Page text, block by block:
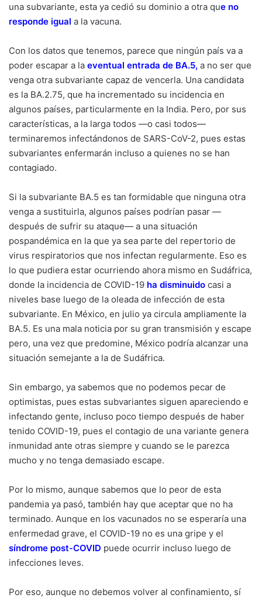
una subvariante, esta ya cedió su dominio a otra que no
responde igual a la vacuna.
Con los datos que tenemos, parece que ningún país va a
poder escapar a la eventual entrada de BA.5, a no ser que
venga otra subvariante capaz de vencerla. Una candidata
es la BA.2.75, que ha incrementado su incidencia en
algunos países, particularmente en la India. Pero, por sus
características, a la larga todos —o casi todos—
terminaremos infectándonos de SARS-CoV-2, pues estas
subvariantes enfermarán incluso a quienes no se han
contagiado.
Si la subvariante BA.5 es tan formidable que ninguna otra
venga a sustituirla, algunos países podrían pasar —
después de sufrir su ataque— a una situación
pospandémica en la que ya sea parte del repertorio de
virus respiratorios que nos infectan regularmente. Eso es
lo que pudiera estar ocurriendo ahora mismo en Sudáfrica,
donde la incidencia de COVID-19 ha disminuido casi a
niveles base luego de la oleada de infección de esta
subvariante. En México, en julio ya circula ampliamente la
BA.5. Es una mala noticia por su gran transmisión y escape
pero, una vez que predomine, México podría alcanzar una
situación semejante a la de Sudáfrica.
Sin embargo, ya sabemos que no podemos pecar de
optimistas, pues estas subvariantes siguen apareciendo e
infectando gente, incluso poco tiempo después de haber
tenido COVID-19, pues el contagio de una variante genera
inmunidad ante otras siempre y cuando se le parezca
mucho y no tenga demasiado escape.
Por lo mismo, aunque sabemos que lo peor de esta
pandemia ya pasó, también hay que aceptar que no ha
terminado. Aunque en los vacunados no se esperaría una
enfermedad grave, el COVID-19 no es una gripe y el
síndrome post-COVID puede ocurrir incluso luego de
infecciones leves.
Por eso, aunque no debemos volver al confinamiento, sí